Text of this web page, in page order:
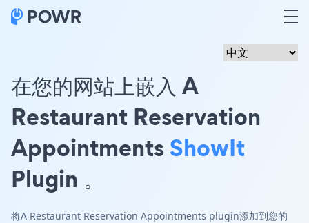
在您的网站上嵌入 A
Restaurant Reservation
AppointmentsShowIt
Plugin 。
将A Restaurant Reservation Appointments plugin添加到您的